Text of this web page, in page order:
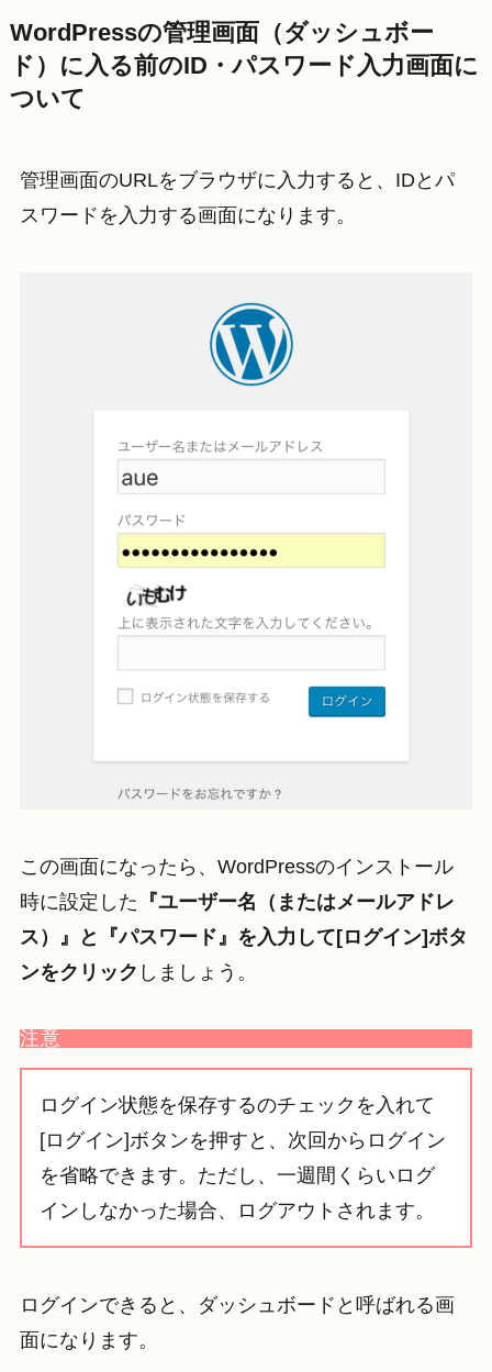
WordPressの管理画面（ダッシュボー
ド）に入る前のID・パスワード入力画面に
ついて
管理画面のURLをブラウザに入力すると、IDとパ
スワードを入力する画面になります。
この画面になったら、WordPressのインストール
時に設定した 『ユーザー名（またはメールアドレ
ス）』と『パスワード』を入力して[ログイン]ボタ
ンをクリック しましょう。
注意
ログイン状態を保存するのチェックを入れて
[ログイン]ボタンを押すと、次回からログイン
を省略できます。ただし、一週間くらいログ
インしなかった場合、ログアウトされます。
ログインできると、ダッシュボードと呼ばれる画
面になります。